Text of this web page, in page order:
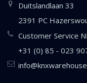
Duitslandlaan 33
2391 PC
Customer Service
+31 (0) 85 - 023